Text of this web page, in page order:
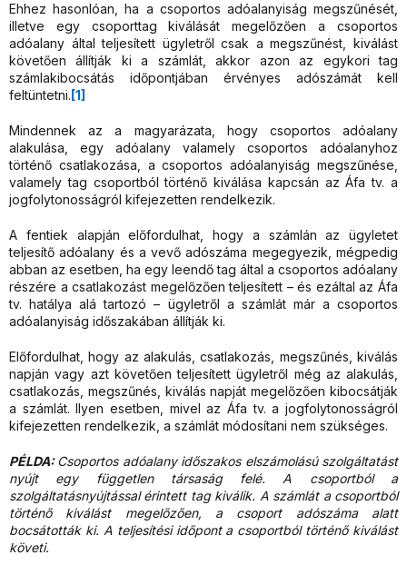
Ehhez hasonlóan, ha a csoportos adóalanyiság megszűnését,
illetve egy csoporttag kiválását megelőzően a csoportos
adóalany által teljesített ügyletről csak a megszűnést, kiválást
követően állítják ki a számlát, akkor azon az egykori tag
számlakibocsátás időpontjában érvényes adószámát kell
feltüntetni. [1]
Mindennek az a magyarázata, hogy csoportos adóalany
alakulása, egy adóalany valamely csoportos adóalanyhoz
történő csatlakozása, a csoportos adóalanyiság megszűnése,
valamely tag csoportból történő kiválása kapcsán az Áfa tv. a
jogfolytonosságról kifejezetten rendelkezik.
A fentiek alapján előfordulhat, hogy a számlán az ügyletet
teljesítő adóalany és a vevő adószáma megegyezik, mégpedig
abban az esetben, ha egy leendő tag által a csoportos adóalany
részére a csatlakozást megelőzően teljesített – és ezáltal az Áfa
tv. hatálya alá tartozó – ügyletről a számlát már a csoportos
adóalanyiság időszakában állítják ki.
Előfordulhat, hogy az alakulás, csatlakozás, megszűnés, kiválás
napján vagy azt követően teljesített ügyletről még az alakulás,
csatlakozás, megszűnés, kiválás napját megelőzően kibocsátják
a számlát. Ilyen esetben, mivel az Áfa tv. a jogfolytonosságról
kifejezetten rendelkezik, a számlát módosítani nem szükséges.
PÉLDA: Csoportos adóalany időszakos elszámolású szolgáltatást
nyújt egy független társaság felé. A csoportból a
szolgáltatásnyújtással érintett tag kiválik. A számlát a csoportból
történő kiválást megelőzően, a csoport adószáma alatt
bocsátották ki. A teljesítési időpont a csoportból történő kiválást
követi.